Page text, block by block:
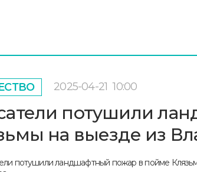
2025-04-21 10:00
потушили
на выезде из